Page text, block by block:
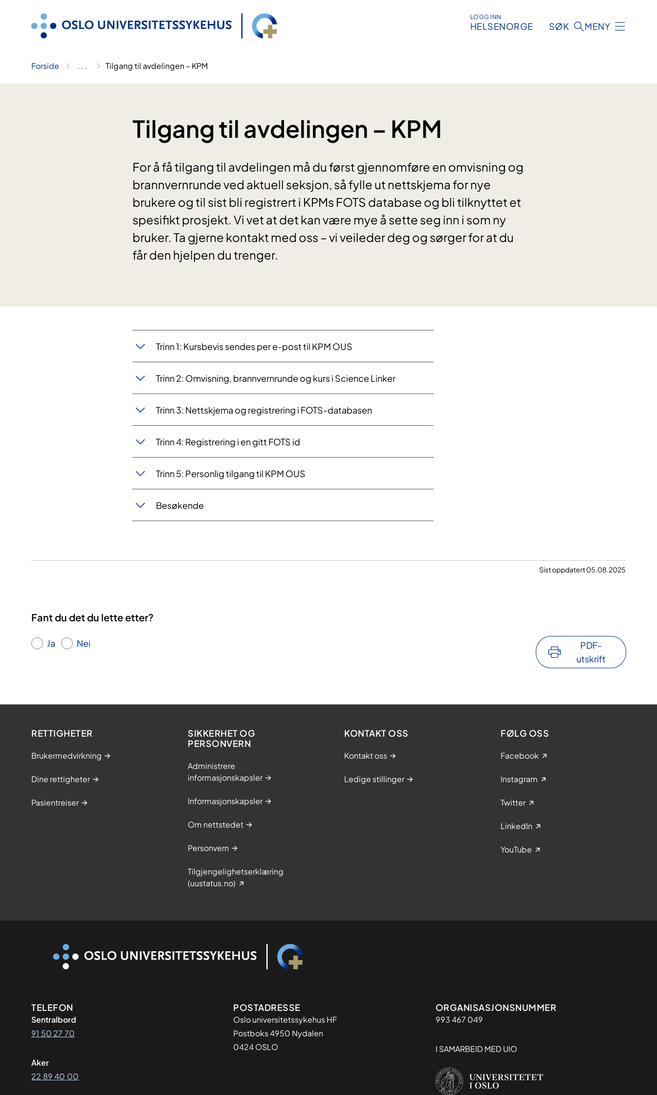
LOGG INN
HELSENORGE SØK MENY
Forside .. . Tilgang til avdelingen – KPM
Tilgang til avdelingen – KPM
For å få tilgang til avdelingen må du først gjennomføre en omvisning og
brannvernrunde ved aktuell seksjon, så fylle ut nettskjema for nye
brukere og til sist bli registrert i KPMs FOTS database og bli tilknyttet et
spesifikt prosjekt. Vi vet at det kan være mye å sette seg inn i som ny
bruker. Ta gjerne kontakt med oss – vi veileder deg og sørger for at du
får den hjelpen du trenger.
Trinn 1: Kursbevis sendes per e-post til KPM OUS
Trinn 2: ​Omvisning, brannvernrunde og kurs i Science Linker
Trinn 3: Nettskjema og registrering i FOTS-databasen
Trinn 4: Registrering i en gitt FOTS id
Trinn 5: Personlig tilgang til KPM OUS
Besøkende
Sist oppdatert 05.08.2025
Fant du det du lette etter?
Ja Nei
PDF-
utskrift
RETTIGHETER
Brukermedvirkning
Dine rettigheter
Pasientreiser
SIKKERHET OG
PERSONVERN
Administrere
informasjonskapsler
Informasjonskapsler
Om nettstedet
Personvern
Tilgjengelighetserklæring
(uustatus.no)
KONTAKT OSS
Kontakt oss
Ledige stillinger
FØLG OSS
Facebook
Instagram
Twitter
LinkedIn
YouTube
Kontaktinformasjon
TELEFON
Sentralbord
91 50 27 70
Aker
22 89 40 00
Adresse
POSTADRESSE
Oslo universitetssykehus HF
Postboks 4950 Nydalen
0424 OSLO
Organisasjon
ORGANISASJONSNUMMER
993 467 049
I SAMARBEID MED UIO